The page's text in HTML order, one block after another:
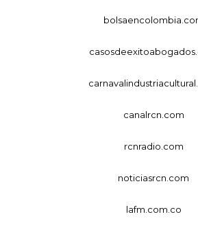
canalrcn.com
rcnradio.com
noticiasrcn.com
lafm.com.co